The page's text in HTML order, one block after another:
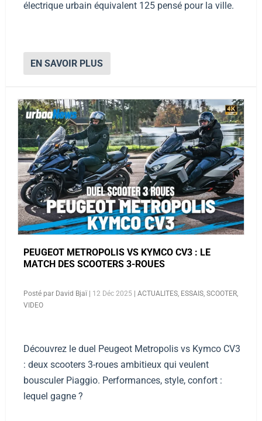
électrique urbain équivalent 125 pensé pour la ville.
EN SAVOIR PLUS
PEUGEOT METROPOLIS VS KYMCO CV3 : LE
MATCH DES SCOOTERS 3-ROUES
Posté par David Bjaï| 12 Déc 2025 ACTUALITES, ESSAIS, SCOOTER,
VIDEO
Découvrez le duel Peugeot Metropolis vs Kymco CV3
: deux scooters 3-roues ambitieux qui veulent
bousculer Piaggio. Performances, style, confort :
lequel gagne ?